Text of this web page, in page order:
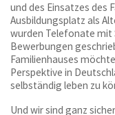
Für Kinder
und des Einsatzes des
Ausbildungsplatz als
wurden Telefonate mit
Bewerbungen
Familienhauses
Perspektive in
selbständig leben zu
Und wir sind ganz